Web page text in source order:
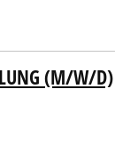
(M/W/D)